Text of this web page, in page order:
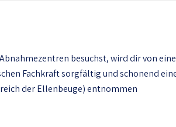
besuchst, wird dir von
Fachkraft sorgfältig und schonend
der Ellenbeuge) entnommen